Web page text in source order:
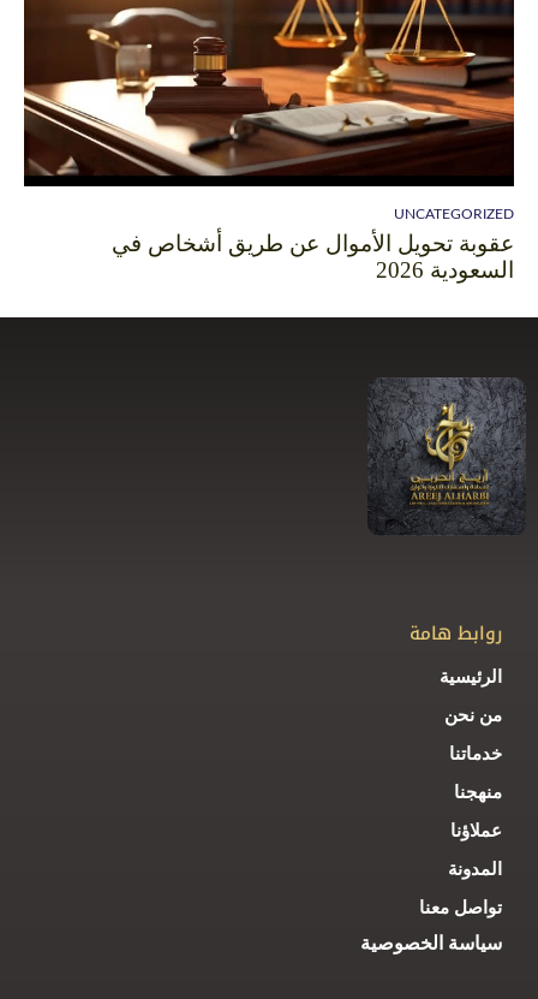
UNCATEGORIZED
عقوبة تحويل الأموال عن طريق أشخاص في
السعودية 2026
روابط هامة
الرئيسية
من نحن
خدماتنا
منهجنا
عملاؤنا
المدونة
تواصل معنا
سياسة الخصوصية